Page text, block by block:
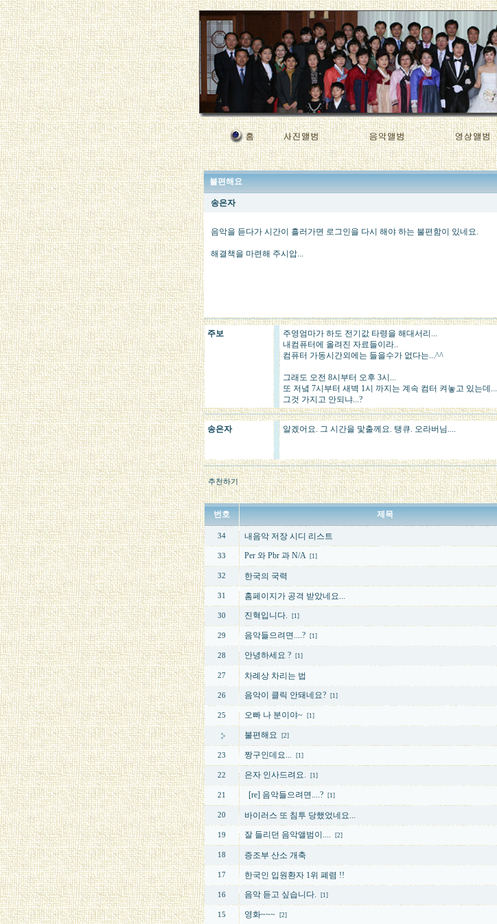
불편해요
송은자
음악을 듣다가 시간이 흘러가면 로그인을 다시 해야 하는 불편함이 있네요.
해결책을 마련해 주시압...
주보
주영엄마가 하도 전기값 타령을 해대서리...
내컴퓨터에 올려진 자료들이라..
컴퓨터 가동시간외에는 들을수가 없다는...^^
그래도 오전 8시부터 오후 3시...
또 저녘 7시부터 새벽 1시 까지는 계속 컴터 켜놓고 있는데...
그것 가지고 안되냐...?
송은자 알겠어요. 그 시간을 맟출께요. 탱큐. 오라버님....
추천하기
번호 제목
34 내음악 저장 시디 리스트
33 Per 와 Pbr 과 N/A [1]
32 한국의 국력
31 홈페이지가 공격 받았네요...
30 진혁입니다. [1]
29 음악들으려면....? [1]
28 안녕하세요 ? [1]
27 차례상 차리는 법
26 음악이 클릭 안돼네요? [1]
25 오빠 나 분이야~ [1]
불편해요 [2]
23 짱구인데요... [1]
22 은자 인사드려요. [1]
21 [re] 음악들으려면....? [1]
20 바이러스 또 침투 당했었네요...
19 잘 들리던 음악앨범이.... [2]
18 증조부 산소 개축
17 한국인 입원환자 1위 폐렴 !!
16 음악 듣고 싶습니다. [1]
15 영화~~~ [2]